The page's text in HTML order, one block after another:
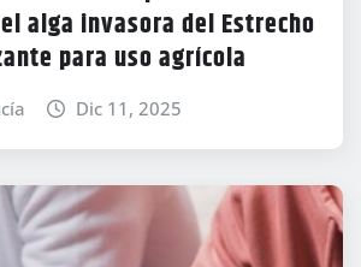
alga invasora del Estrecho
para uso agrícola
Dic 11, 2025